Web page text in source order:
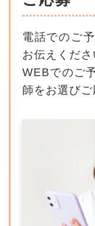
電話でのご
お伝えくださ
WEBでのご
師をお選びご